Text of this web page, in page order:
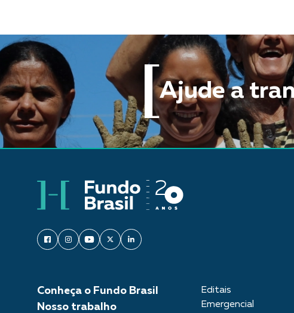
Ajude a
Conheça o Fundo Brasil
Nosso trabalho
Editais
Emergencial